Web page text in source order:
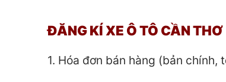
ĐĂNG KÍ XE Ô TÔ CẦN THƠ
1. Hóa đơn bán hàng (bản